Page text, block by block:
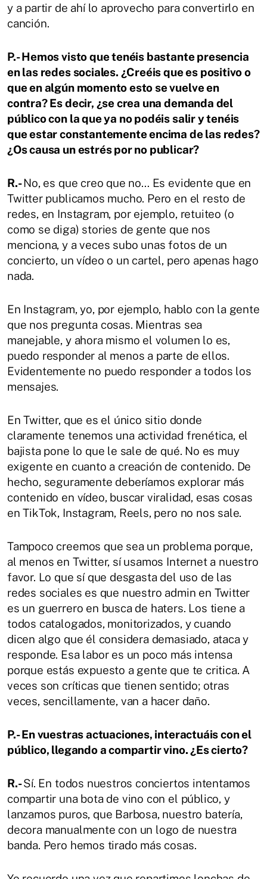
y a partir de ahí lo aprovecho para convertirlo en
canción.
P.- Hemos visto que tenéis bastante presencia
en las redes sociales. ¿Creéis que es positivo o
que en algún momento esto se vuelve en
contra? Es decir, ¿se crea una demanda del
público con la que ya no podéis salir y tenéis
que estar constantemente encima de las redes?
¿Os causa un estrés por no publicar?
R.-No, es que creo que no… Es evidente que en
Twitter publicamos mucho. Pero en el resto de
redes, en Instagram, por ejemplo, retuiteo (o
como se diga) stories de gente que nos
menciona, y a veces subo unas fotos de un
concierto, un vídeo o un cartel, pero apenas hago
nada.
En Instagram, yo, por ejemplo, hablo con la gente
que nos pregunta cosas. Mientras sea
manejable, y ahora mismo el volumen lo es,
puedo responder al menos a parte de ellos.
Evidentemente no puedo responder a todos los
mensajes.
En Twitter, que es el único sitio donde
claramente tenemos una actividad frenética, el
bajista pone lo que le sale de qué. No es muy
exigente en cuanto a creación de contenido. De
hecho, seguramente deberíamos explorar más
contenido en vídeo, buscar viralidad, esas cosas
en TikTok, Instagram, Reels, pero no nos sale.
Tampoco creemos que sea un problema porque,
al menos en Twitter, sí usamos Internet a nuestro
favor. Lo que sí que desgasta del uso de las
redes sociales es que nuestro admin en Twitter
es un guerrero en busca de haters. Los tiene a
todos catalogados, monitorizados, y cuando
dicen algo que él considera demasiado, ataca y
responde. Esa labor es un poco más intensa
porque estás expuesto a gente que te critica. A
veces son críticas que tienen sentido; otras
veces, sencillamente, van a hacer daño.
P.- En vuestras actuaciones, interactuáis con el
público, llegando a compartir vino. ¿Es cierto?
R.-Sí. En todos nuestros conciertos intentamos
compartir una bota de vino con el público, y
lanzamos puros, que Barbosa, nuestro batería,
decora manualmente con un logo de nuestra
banda. Pero hemos tirado más cosas.